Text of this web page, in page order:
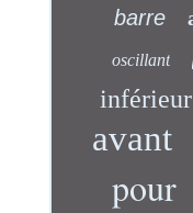
barre
oscillant
inférieur
avant
pour